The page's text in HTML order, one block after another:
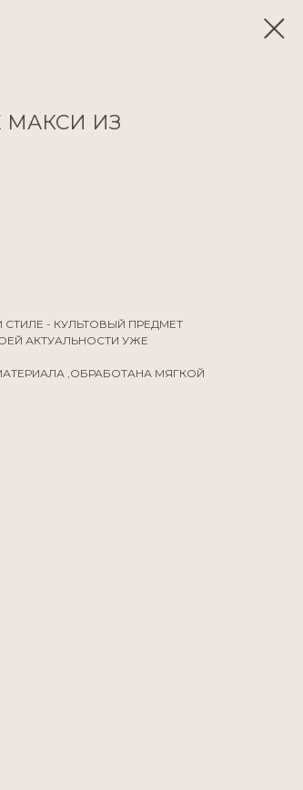
МАКСИ ИЗ
- КУЛЬТОВЫЙ ПРЕДМЕТ
АКТУАЛЬНОСТИ УЖЕ
,ОБРАБОТАНА МЯГКОЙ